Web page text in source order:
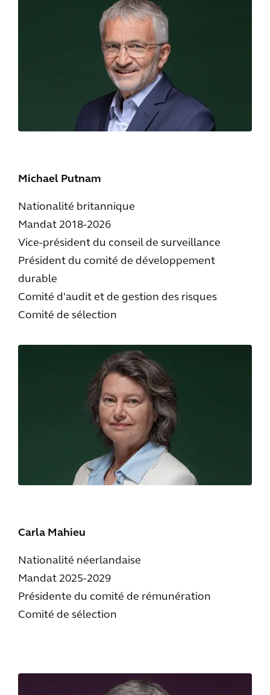
Michael Putnam
Nationalité britannique
Mandat 2018-2026
Vice-président du conseil de surveillance
Président du comité de développement
durable
Comité d'audit et de gestion des risques
Comité de sélection
Carla Mahieu
Nationalité néerlandaise
Mandat 2025-2029
Présidente du comité de rémunération
Comité de sélection